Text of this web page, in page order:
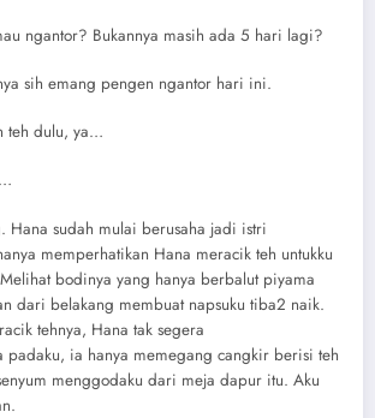
ngantor? Bukannya masih ada 5 hari lagi?
sih emang pengen ngantor hari ini.
teh dulu, ya…
Hana sudah mulai berusaha jadi istri
memperhatikan Hana meracik teh untukku
bodinya yang hanya berbalut piyama
dari belakang membuat napsuku tiba2 naik.
tehnya, Hana tak segera
padaku, ia hanya memegang cangkir berisi teh
menggodaku dari meja dapur itu. Aku